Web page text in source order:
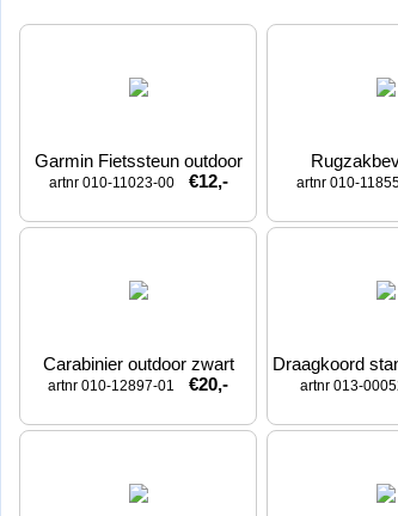
Garmin Fietssteun outdoor
artnr 010-11023-00 €12,- artnr 010-
Carabinier outdoor zwart
artnr 010-12897-01 €20,-
Draagkoord
artnr 013-